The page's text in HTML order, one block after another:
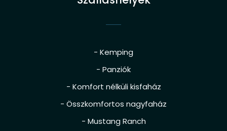
- Kemping
- Panziók
- Komfort nélküli kisfaház
- Összkomfortos nagyfaház
- Mustang Ranch